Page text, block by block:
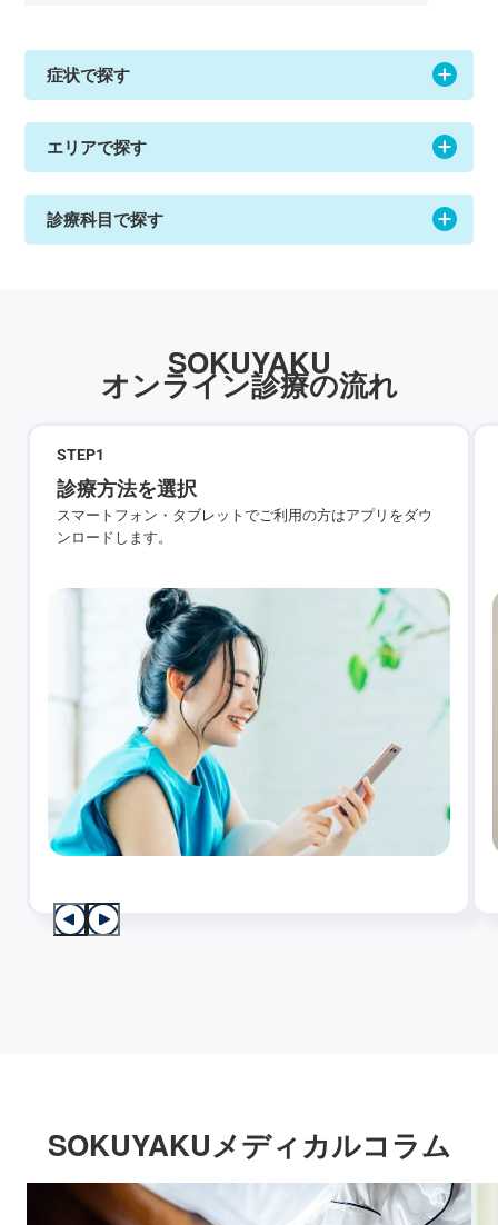
症状で探す
エリアで探す
診療科目で探す
SOKUYAKU
オンライン診療の流れ
STEP1
診療方法を選択
スマートフォン・タブレットでご利用の方はアプリをダウ
ンロードします。
SOKUYAKUメディカルコラム